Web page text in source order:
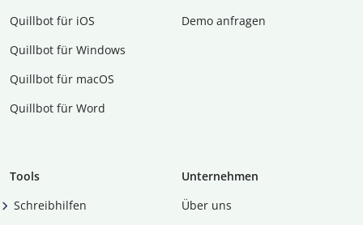
Quillbot für iOS
Quillbot für Windows
Quillbot für macOS
Quillbot für Word
Demo anfragen
Tools
Schreibhilfen
Unternehmen
Über uns